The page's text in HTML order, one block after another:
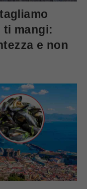
mangi:
e non